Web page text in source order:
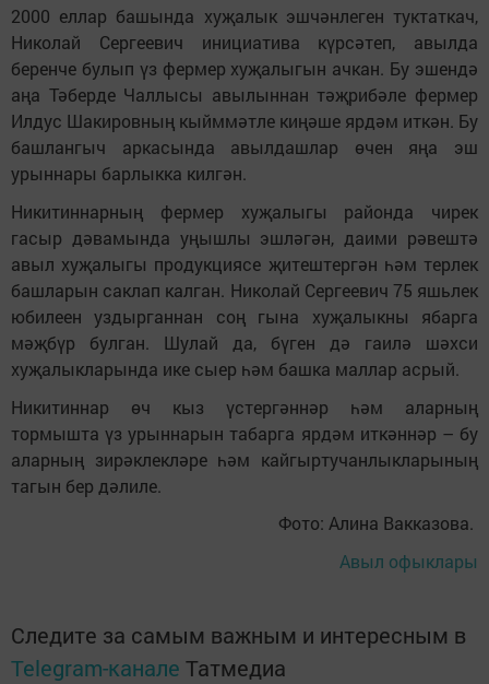
2000 еллар башында хуҗалык эшчәнлеген туктаткач,
Николай Сергеевич инициатива күрсәтеп, авылда
беренче булып үз фермер хуҗалыгын ачкан. Бу эшендә
аңа Тәберде Чаллысы авылыннан тәҗрибәле фермер
Илдус Шакировның кыйммәтле киңәше ярдәм иткән. Бу
башлангыч аркасында авылдашлар өчен яңа эш
урыннары барлыкка килгән.
Никитиннарның фермер хуҗалыгы районда чирек
гасыр дәвамында уңышлы эшләгән, даими рәвештә
авыл хуҗалыгы продукциясе җитештергән һәм терлек
башларын саклап калган. Николай Сергеевич 75 яшьлек
юбилеен уздырганнан соң гына хуҗалыкны ябарга
мәҗбүр булган. Шулай да, бүген дә гаилә шәхси
хуҗалыкларында ике сыер һәм башка маллар асрый.
Никитиннар өч кыз үстергәннәр һәм аларның
тормышта үз урыннарын табарга ярдәм иткәннәр – бу
аларның зирәклекләре һәм кайгыртучанлыкларының
тагын бер дәлиле.
Фото: Алина Вакказова.
Авыл офыклары
Следите за самым важным и интересным в
Telegram-канале Татмедиа